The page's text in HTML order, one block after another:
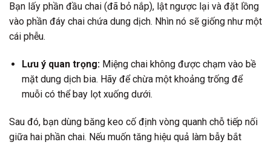
Bạn lấy phần đầu chai (đã bỏ nắp), lật ngược lại và đặt lồng
vào phần đáy chai chứa dung dịch. Nhìn nó sẽ giống như một
cái phễu.
Lưu ý quan trọng:Miệng chai không được chạm vào bề
mặt dung dịch bia. Hãy để chừa một khoảng trống để
muỗi có thể bay lọt xuống dưới.
Sau đó, bạn dùng băng keo cố định vòng quanh chỗ tiếp nối
giữa hai phần chai. Nếu muốn tăng hiệu quả làm bẫy bắt